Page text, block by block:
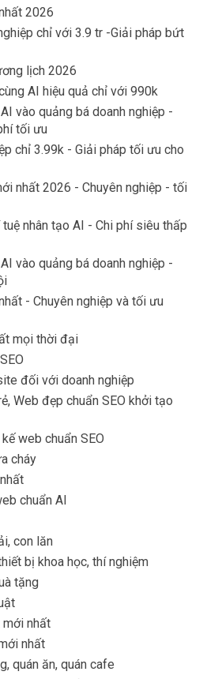
2026
chỉ với 3.9 tr -Giải pháp bứt
lịch 2026
AI hiệu quả chỉ với 990k
vào quảng bá doanh nghiệp -
tối ưu
chỉ 3.99k - Giải pháp tối ưu cho
nhất 2026 - Chuyên nghiệp - tối
nhân tạo AI - Chi phí siêu thấp
vào quảng bá doanh nghiệp -
- Chuyên nghiệp và tối ưu
mọi thời đại
đối với doanh nghiệp
Web đẹp chuẩn SEO khởi tạo
web chuẩn SEO
cháy
chuẩn AI
con lăn
bị khoa học, thí nghiệm
tặng
mới nhất
nhất
quán ăn, quán cafe